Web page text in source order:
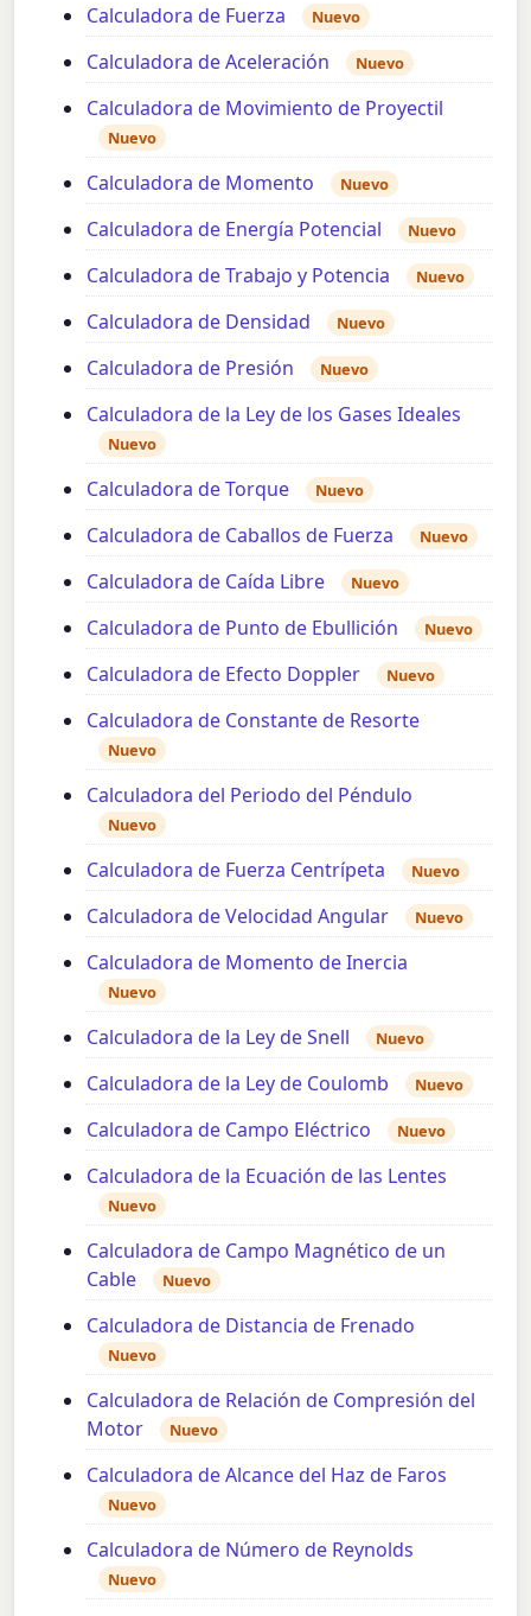
Calculadora de Fuerza Nuevo
Calculadora de Aceleración Nuevo
Calculadora de Movimiento de Proyectil
Nuevo
Calculadora de Momento Nuevo
Calculadora de Energía Potencial Nuevo
Calculadora de Trabajo y Potencia Nuevo
Calculadora de Densidad Nuevo
Calculadora de Presión Nuevo
Calculadora de la Ley de los Gases Ideales
Nuevo
Calculadora de Torque Nuevo
Calculadora de Caballos de Fuerza Nuevo
Calculadora de Caída Libre Nuevo
Calculadora de Punto de Ebullición Nuevo
Calculadora de Efecto Doppler Nuevo
Calculadora de Constante de Resorte
Nuevo
Calculadora del Periodo del Péndulo
Nuevo
Calculadora de Fuerza Centrípeta Nuevo
Calculadora de Velocidad Angular Nuevo
Calculadora de Momento de Inercia
Nuevo
Calculadora de la Ley de Snell Nuevo
Calculadora de la Ley de Coulomb Nuevo
Calculadora de Campo Eléctrico Nuevo
Calculadora de la Ecuación de las Lentes
Nuevo
Calculadora de Campo Magnético de un
Cable
Nuevo
Calculadora de Distancia de Frenado
Nuevo
Calculadora de Relación de Compresión del
Motor
Nuevo
Calculadora de Alcance del Haz de Faros
Nuevo
Calculadora de Número de Reynolds
Nuevo